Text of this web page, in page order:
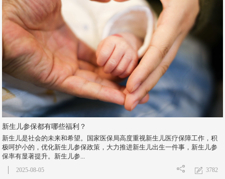
新生儿参保都有哪些福利？
新生儿是社会的未来和希望。国家医保局高度重视新生儿医疗保障工作，积
极呵护小的，优化新生儿参保政策，大力推进新生儿出生一件事，新生儿参
保率有显著提升。新生儿参...
3782
2025-08-05